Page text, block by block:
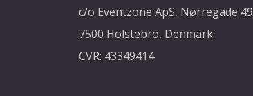
c/o Eventzone ApS, Nørregade 49
7500 Holstebro, Denmark
CVR: 43349414